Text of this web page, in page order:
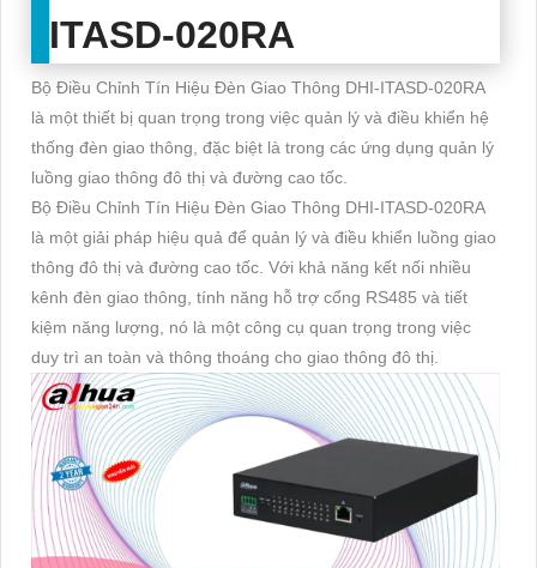
ITASD-020RA
Bộ Điều Chỉnh Tín Hiệu Đèn Giao Thông DHI-ITASD-020RA
là một thiết bị quan trọng trong việc quản lý và điều khiển hệ
thống đèn giao thông, đặc biệt là trong các ứng dụng quản lý
luồng giao thông đô thị và đường cao tốc.
Bộ Điều Chỉnh Tín Hiệu Đèn Giao Thông DHI-ITASD-020RA
là một giải pháp hiệu quả để quản lý và điều khiển luồng giao
thông đô thị và đường cao tốc. Với khả năng kết nối nhiều
kênh đèn giao thông, tính năng hỗ trợ cổng RS485 và tiết
kiệm năng lượng, nó là một công cụ quan trọng trong việc
duy trì an toàn và thông thoáng cho giao thông đô thị.